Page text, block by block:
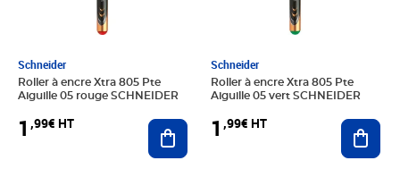
Schneider
Roller à encre Xtra 805 Pte
Aiguille 05 rouge SCHNEIDER
1 ,99€ HT Ajouter au panier
Schneider
Roller à encre Xtra 805 Pte
Aiguille 05 vert SCHNEIDER
1 ,99€ HT